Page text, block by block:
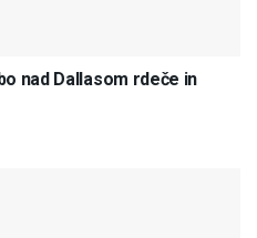
nad Dallasom rdeče in